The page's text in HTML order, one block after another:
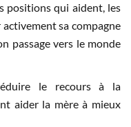
positions qui aident, les
sa compagne
passage vers le monde
le recours à la
aider la mère à mieux